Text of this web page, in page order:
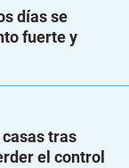
días se
fuerte y
tras
el control